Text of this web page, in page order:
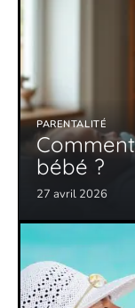
PARENTALITÉ
bébé ?
27 avril 2026